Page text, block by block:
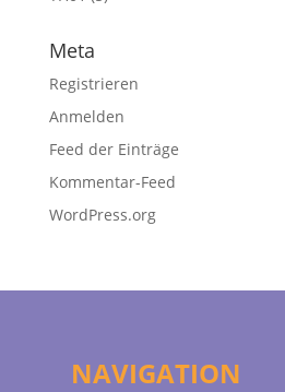
Meta
Registrieren
Anmelden
Feed der Einträge
Kommentar-Feed
WordPress.org
NAVIGATION